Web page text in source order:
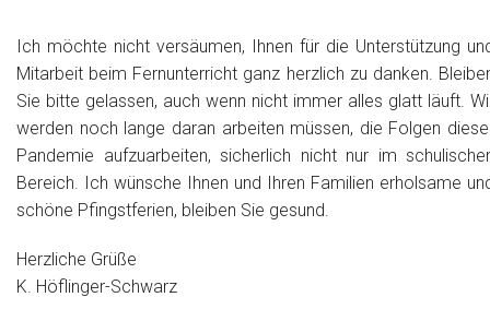
Ich möchte nicht versäumen, Ihnen für die Unterstützung
Mitarbeit beim Fernunterricht ganz herzlich zu danken.
Sie bitte gelassen, auch wenn nicht immer alles glatt läuft.
werden noch lange daran arbeiten müssen, die Folgen
Pandemie aufzuarbeiten, sicherlich nicht nur im
Bereich. Ich wünsche Ihnen und Ihren Familien erholsame
schöne Pfingstferien, bleiben Sie gesund.
Herzliche Grüße
K. Höflinger-Schwarz